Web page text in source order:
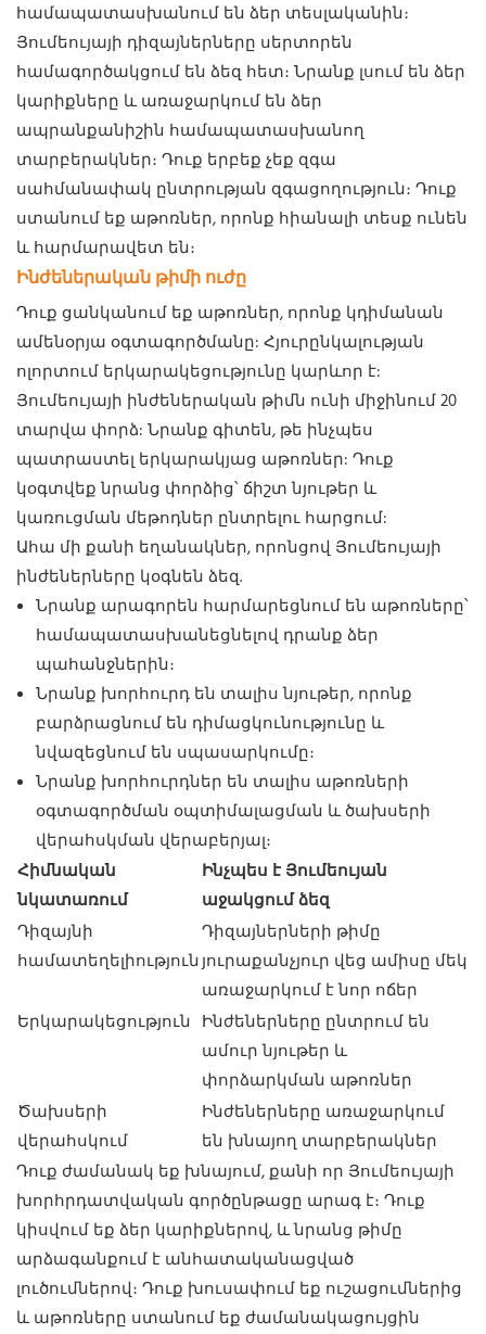
համապատասխանում են ձեր տեսլականին։
Յումեույայի դիզայներները սերտորեն
համագործակցում են ձեզ հետ։ Նրանք լսում են ձեր
կարիքները և առաջարկում են ձեր
ապրանքանիշին համապատասխանող
տարբերակներ։ Դուք երբեք չեք զգա
սահմանափակ ընտրության զգացողություն։ Դուք
ստանում եք աթոռներ, որոնք հիանալի տեսք ունեն
և հարմարավետ են։
Ինժեներական թիմի ուժը
Դուք ցանկանում եք աթոռներ, որոնք կդիմանան
ամենօրյա օգտագործմանը: Հյուրընկալության
ոլորտում երկարակեցությունը կարևոր է:
Յումեույայի ինժեներական թիմն ունի միջինում 20
տարվա փորձ: Նրանք գիտեն, թե ինչպես
պատրաստել երկարակյաց աթոռներ: Դուք
կօգտվեք նրանց փորձից՝ ճիշտ նյութեր և
կառուցման մեթոդներ ընտրելու հարցում:
Ահա մի քանի եղանակներ, որոնցով Յումեույայի
ինժեներները կօգնեն ձեզ.
Նրանք արագորեն հարմարեցնում են աթոռները՝
համապատասխանեցնելով դրանք ձեր
պահանջներին։
Նրանք խորհուրդ են տալիս նյութեր, որոնք
բարձրացնում են դիմացկունությունը և
նվազեցնում են սպասարկումը։
Նրանք խորհուրդներ են տալիս աթոռների
օգտագործման օպտիմալացման և ծախսերի
վերահսկման վերաբերյալ։
Հիմնական
նկատառում
Ինչպես է Յումեույան
աջակցում ձեզ
Դիզայնի
համատեղելիություն
Դիզայներների թիմը
յուրաքանչյուր վեց ամիսը մեկ
առաջարկում է նոր ոճեր
Երկարակեցություն Ինժեներները ընտրում են
ամուր նյութեր և
փորձարկման աթոռներ
Ծախսերի
վերահսկում
Ինժեներները առաջարկում
են խնայող տարբերակներ
Դուք ժամանակ եք խնայում, քանի որ Յումեույայի
խորհրդատվական գործընթացը արագ է։ Դուք
կիսվում եք ձեր կարիքներով, և նրանց թիմը
արձագանքում է անհատականացված
լուծումներով։ Դուք խուսափում եք ուշացումներից
և աթոռները ստանում եք ժամանակացույցին